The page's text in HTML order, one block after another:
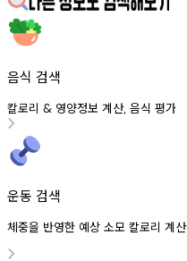
음식 검색
칼로리 & 영양정보 계산, 음식 평가
운동 검색
체중을 반영한 예상 소모 칼로리 계산